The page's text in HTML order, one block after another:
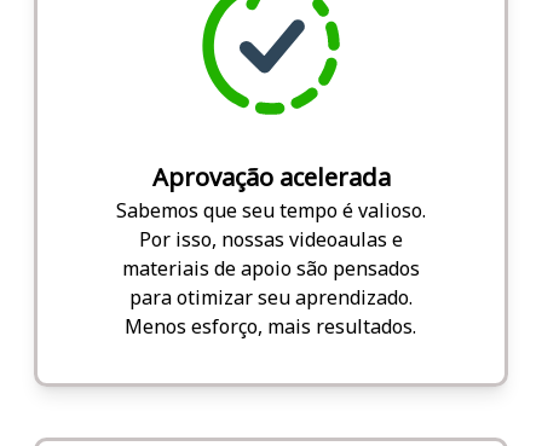
Aprovação acelerada
Sabemos que seu tempo é valioso.
Por isso, nossas videoaulas e
materiais de apoio são pensados
para otimizar seu aprendizado.
Menos esforço, mais resultados.